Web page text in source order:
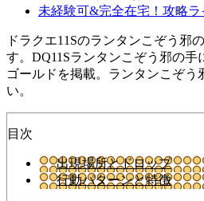
未経験可&完全在宅！攻略ラ
ドラクエ11Sのランタンこぞう邪
す。DQ11Sランタンこぞう邪の
ゴールドを掲載。ランタンこぞう
い。
目次
出現場所とドロップ
行動パターンと特徴